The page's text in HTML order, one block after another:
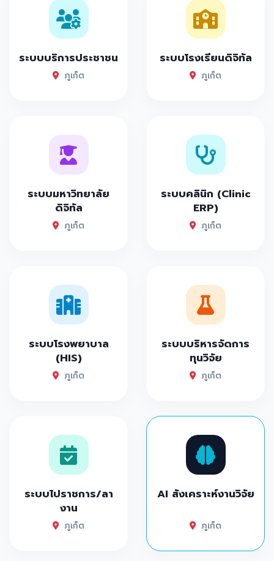
ระบบบริการประชาชน
ภูเก็ต
ระบบโรงเรียนดิจิทัล
ภูเก็ต
ระบบมหาวิทยาลัย
ดิจิทัล
ภูเก็ต
ระบบคลินิก (Clinic
ERP)
ภูเก็ต
ระบบโรงพยาบาล
(HIS)
ภูเก็ต
ระบบบริหารจัดการ
ทุนวิจัย
ภูเก็ต
ระบบไปราชการ/ลา
งาน
ภูเก็ต
AI สังเคราะห์งานวิจัย
ภูเก็ต